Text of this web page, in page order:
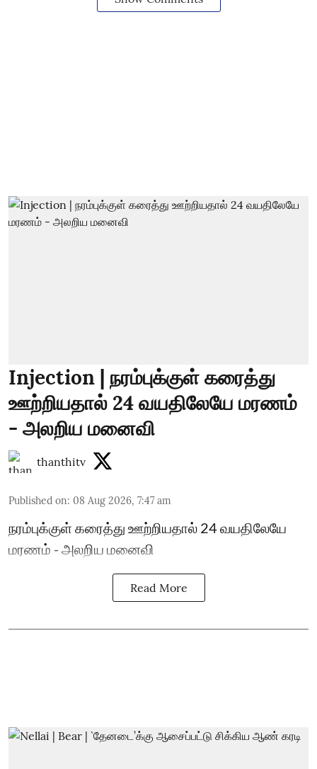
Injection | நரம்புக்குள் கரைத்து
ஊற்றியதால் 24 வயதிலேயே மரணம்
- அலறிய மனைவி
thanthitv
Published on: 08 Aug 2026, 7:47 am
நரம்புக்குள் கரைத்து ஊற்றியதால் 24 வயதிலேயே
மரணம் - அலறிய மனைவி
Read More